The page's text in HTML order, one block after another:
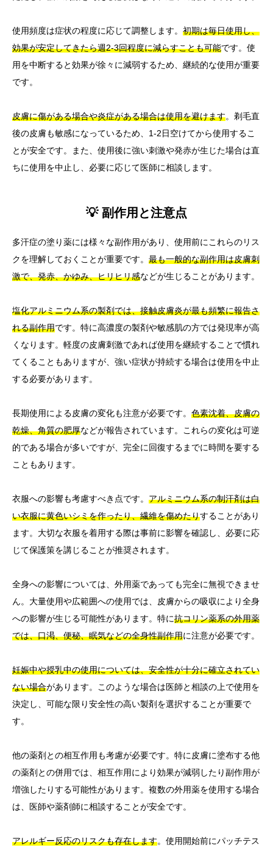
使用頻度は症状の程度に応じて調整します。 初期は毎日使用し、
効果が安定してきたら週2-3回程度に減らすことも可能です。使
用を中断すると効果が徐々に減弱するため、継続的な使用が重要
です。
皮膚に傷がある場合や炎症がある場合は使用を避けます。剃毛直
後の皮膚も敏感になっているため、1-2日空けてから使用するこ
とが安全です。また、使用後に強い刺激や発赤が生じた場合は直
ちに使用を中止し、必要に応じて医師に相談します。
💡 副作用と注意点
多汗症の塗り薬には様々な副作用があり、使用前にこれらのリス
クを理解しておくことが重要です。 最も一般的な副作用は皮膚刺
激で、発赤、かゆみ、ヒリヒリ感などが生じることがあります。
塩化アルミニウム系の製剤では、接触皮膚炎が最も頻繁に報告さ
れる副作用です。特に高濃度の製剤や敏感肌の方では発現率が高
くなります。軽度の皮膚刺激であれば使用を継続することで慣れ
てくることもありますが、強い症状が持続する場合は使用を中止
する必要があります。
長期使用による皮膚の変化も注意が必要です。 色素沈着、皮膚の
乾燥、角質の肥厚などが報告されています。これらの変化は可逆
的である場合が多いですが、完全に回復するまでに時間を要する
こともあります。
衣服への影響も考慮すべき点です。 アルミニウム系の制汗剤は白
い衣服に黄色いシミを作ったり、繊維を傷めたりすることがあり
ます。大切な衣服を着用する際は事前に影響を確認し、必要に応
じて保護策を講じることが推奨されます。
全身への影響については、外用薬であっても完全に無視できませ
ん。大量使用や広範囲への使用では、皮膚からの吸収により全身
への影響が生じる可能性があります。特に抗コリン薬系の外用薬
では、口渇、便秘、眠気などの全身性副作用に注意が必要です。
妊娠中や授乳中の使用については、安全性が十分に確立されてい
ない場合があります。このような場合は医師と相談の上で使用を
決定し、可能な限り安全性の高い製剤を選択することが重要で
す。
他の薬剤との相互作用も考慮が必要です。特に皮膚に塗布する他
の薬剤との併用では、相互作用により効果が減弱したり副作用が
増強したりする可能性があります。複数の外用薬を使用する場合
は、医師や薬剤師に相談することが安全です。
アレルギー反応のリスクも存在します。使用開始前にパッチテス